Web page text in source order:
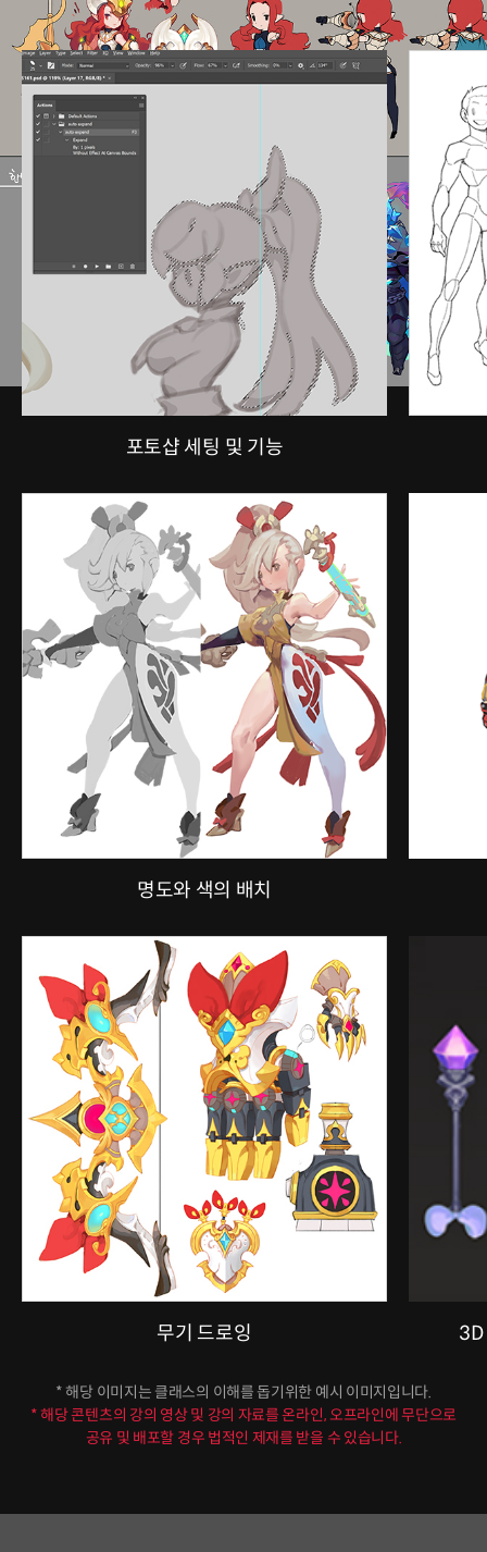
포토샵 세팅 및 기능
명도와 색의 배치
무기 드로잉 3D
* 해당 이미지는 클래스의 이해를 돕기위한 예시 이미지입니다.
* 해당 콘텐츠의 강의 영상 및 강의 자료를 온라인, 오프라인에 무단으로
공유 및 배포할 경우 법적인 제재를 받을 수 있습니다.